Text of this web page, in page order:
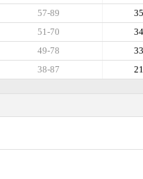
35
57-89
34
51-70
33
49-78
21
38-87